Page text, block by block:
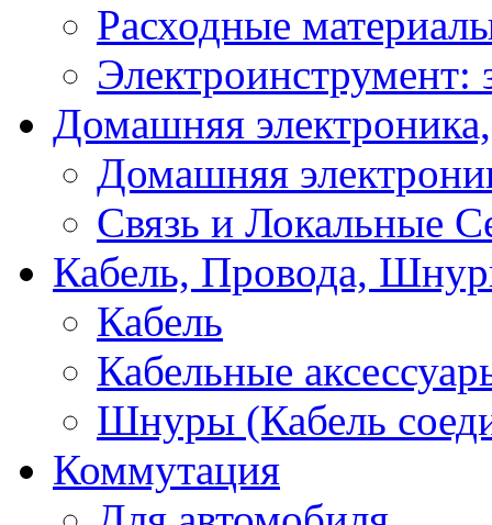
Расходные
Электроинструмент:
Домашняя
Домашняя
Связь и Локальные
Кабель, Провода,
Кабель
Кабельные
Шнуры (Кабель
Коммутация